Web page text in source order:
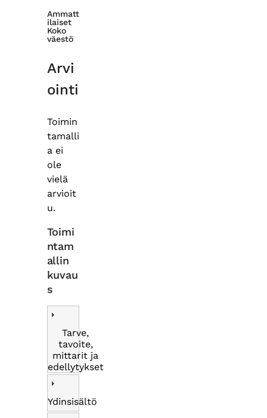
Ammatt
ilaiset
Koko
väestö
Arvi
ointi
Toimin
tamalli
a ei
ole
vielä
arvioit
u.
Toimi
ntam
allin
kuvau
s
Tarve,
tavoite,
mittarit ja
edellytykset
Ydinsisältö